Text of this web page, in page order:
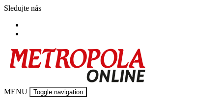
Skip
content
Sledujte nás
Metropola-
MENU Toggle navigation